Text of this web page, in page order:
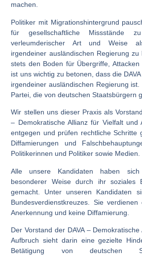
machen.
Politiker mit Migrationshintergrund
für gesellschaftliche Missstände
verleumderischer Art und Weise
irgendeiner ausländischen Regierung
stets den Boden für Übergriffe,
ist uns wichtig zu betonen, dass die
irgendeiner ausländischen Regierung
Partei, die von deutschen Staatsbürgern
Wir stellen uns dieser Praxis als
– Demokratische Allianz für Vielfalt und
entgegen und prüfen rechtliche Schritte
Diffamierungen und
Politikerinnen und Politiker sowie Medien.
Alle unsere Kandidaten haben
besonderer Weise durch ihr soziales
gemacht. Unter unseren Kandidaten
Bundesverdienstkreuzes. Sie verdienen
Anerkennung und keine Diffamierung.
Der Vorstand der DAVA –
Aufbruch sieht darin eine gezielte
Betätigung von deutschen